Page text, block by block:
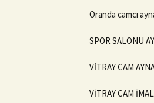
Oranda camcı
SPOR SALONU
VİTRAY CAM
VİTRAY CAM